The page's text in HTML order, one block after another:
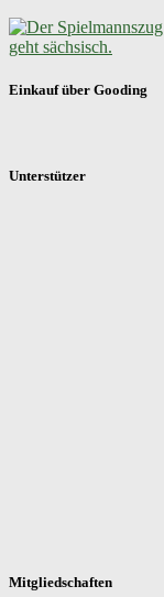
Einkauf über Gooding
Unterstützer
Mitgliedschaften